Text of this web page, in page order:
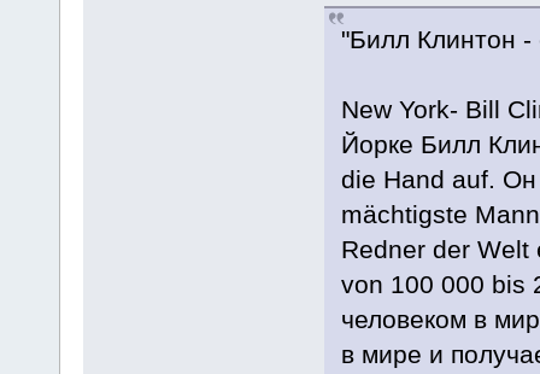
"Билл Клинтон
New York- Bill
Йорке Билл
die Hand auf. Он
mächtigste
Redner der Welt
von 100 000 bis
человеком в
в мире и